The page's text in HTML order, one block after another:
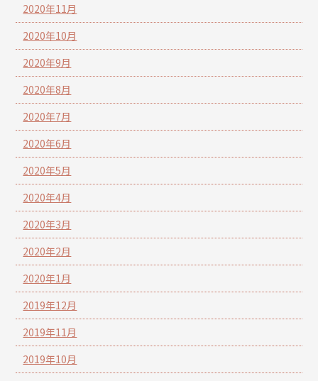
2020年11月
2020年10月
2020年9月
2020年8月
2020年7月
2020年6月
2020年5月
2020年4月
2020年3月
2020年2月
2020年1月
2019年12月
2019年11月
2019年10月